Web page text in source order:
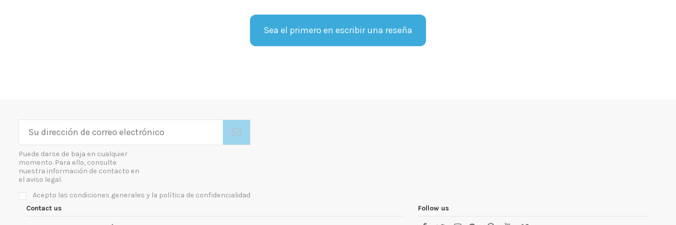
Sea el primero en escribir una reseña
Puede darse de baja en cualquier
momento. Para ello, consulte
nuestra información de contacto en
el aviso legal.
Acepto las condiciones generales y la política de confidencialidad
Contact us
Follow us